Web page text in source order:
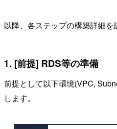
以降、各ステップの構築詳細を
1. [前提] RDS等の準備
前提として以下環境(VPC,
します。